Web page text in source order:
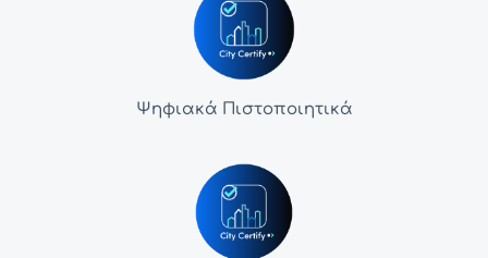
Ψηφιακά Πιστοποιητικά